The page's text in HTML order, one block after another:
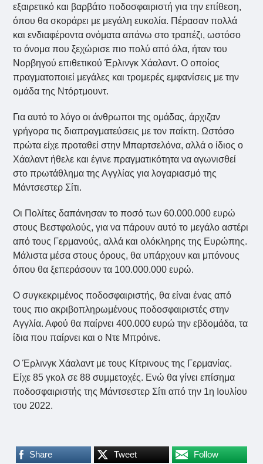
εξαιρετικό και βαρβάτο ποδοσφαιριστή για την επίθεση,
όπου θα σκοράρει με μεγάλη ευκολία. Πέρασαν πολλά
και ενδιαφέροντα ονόματα απάνω στο τραπέζι, ωστόσο
το όνομα που ξεχώρισε πιο πολύ από όλα, ήταν του
Νορβηγού επιθετικού Έρλινγκ Χάαλαντ. Ο οποίος
πραγματοποιεί μεγάλες και τρομερές εμφανίσεις με την
ομάδα της Ντόρτμουντ.
Για αυτό το λόγο οι άνθρωποι της ομάδας, άρχιζαν
γρήγορα τις διαπραγματεύσεις με τον παίκτη. Ωστόσο
πρώτα είχε προταθεί στην Μπαρτσελόνα, αλλά ο ίδιος ο
Χάαλαντ ήθελε και έγινε πραγματικότητα να αγωνισθεί
στο πρωτάθλημα της Αγγλίας για λογαριασμό της
Μάντσεστερ Σίτι.
Οι Πολίτες δαπάνησαν το ποσό των 60.000.000 ευρώ
στους Βεστφαλούς, για να πάρουν αυτό το μεγάλο αστέρι
από τους Γερμανούς, αλλά και ολόκληρης της Ευρώπης.
Μάλιστα μέσα στους όρους, θα υπάρχουν και μπόνους
όπου θα ξεπεράσουν τα 100.000.000 ευρώ.
Ο συγκεκριμένος ποδοσφαιριστής, θα είναι ένας από
τους πιο ακριβοπληρωμένους ποδοσφαιριστές στην
Αγγλία. Αφού θα παίρνει 400.000 ευρώ την εβδομάδα, τα
ίδια που παίρνει και ο Ντε Μπρόινε.
Ο Έρλινγκ Χάαλαντ με τους Κίτρινους της Γερμανίας.
Είχε 85 γκολ σε 88 συμμετοχές. Ενώ θα γίνει επίσημα
ποδοσφαιριστής της Μάντσεστερ Σίτι από την 1η Ιουλίου
του 2022.
Share Tweet Follow